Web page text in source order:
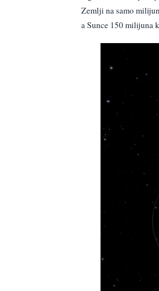
Zemlji na samo
a Sunce 150 milijuna